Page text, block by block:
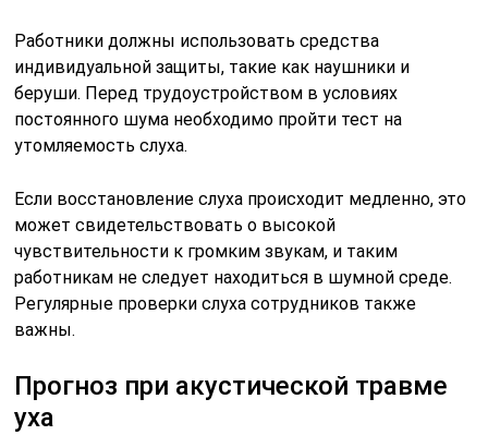
Работники должны использовать средства
индивидуальной защиты, такие как наушники и
беруши. Перед трудоустройством в условиях
постоянного шума необходимо пройти тест на
утомляемость слуха.
Если восстановление слуха происходит медленно, это
может свидетельствовать о высокой
чувствительности к громким звукам, и таким
работникам не следует находиться в шумной среде.
Регулярные проверки слуха сотрудников также
важны.
Прогноз при акустической травме
уха